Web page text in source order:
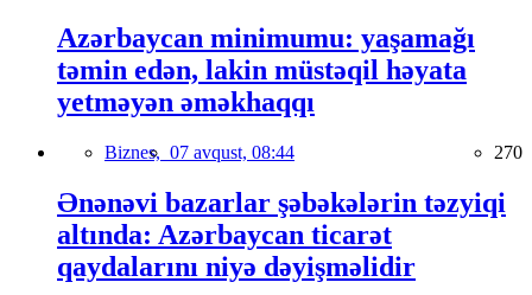
Azərbaycan minimumu: yaşamağı
təmin edən, lakin müstəqil həyata
yetməyən əməkhaqqı
Biznes, 07 avqust, 08:44 270
Ənənəvi bazarlar şəbəkələrin təzyiqi
altında: Azərbaycan ticarət
qaydalarını niyə dəyişməlidir